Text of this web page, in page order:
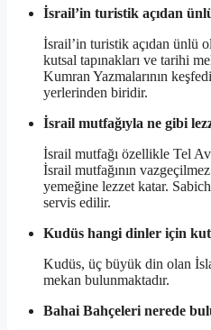
İsrail’in turistik açıdan
İsrail’in turistik açıdan ünlü
kutsal tapınakları ve tarihi
Kumran Yazmalarının
yerlerinden biridir.
İsrail mutfağıyla ne gibi
İsrail mutfağı özellikle Tel
İsrail mutfağının
yemeğine lezzet katar.
servis edilir.
Kudüs hangi dinler için
Kudüs, üç büyük din olan
mekan bulunmaktadır.
Bahai Bahçeleri nerede